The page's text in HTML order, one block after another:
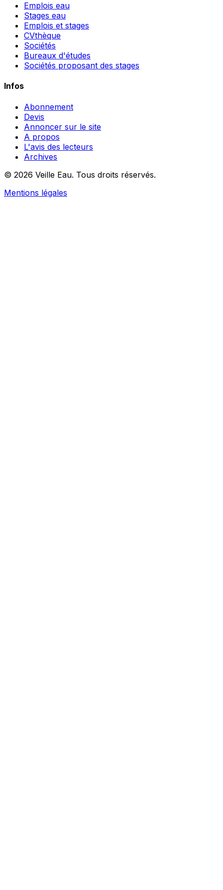
Emplois eau
Stages eau
Emplois et stages
CVthèque
Sociétés
Bureaux d'études
Sociétés proposant des stages
Infos
Abonnement
Devis
Annoncer sur le site
A propos
L'avis des lecteurs
Archives
© 2026 Veille Eau. Tous droits réservés.
Mentions légales